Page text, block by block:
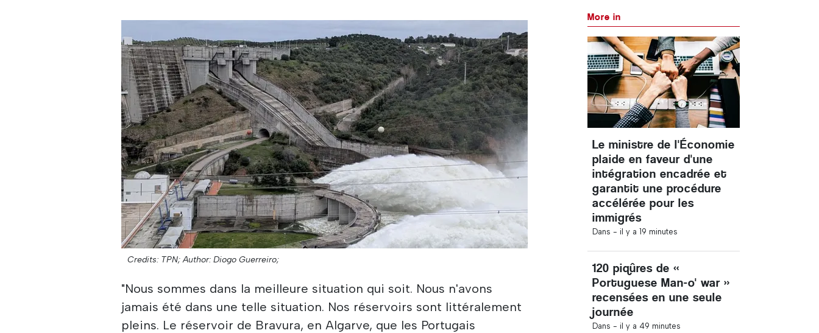
Credits: TPN; Author: Diogo Guerreiro;
"Nous sommes dans la meilleure situation qui soit. Nous n'avons
jamais été dans une telle situation. Nos réservoirs sont littéralement
pleins. Le réservoir de Bravura, en Algarve, que les Portugais
More in
Le ministre de l'Économie
plaide en faveur d'une
intégration encadrée et
garantit une procédure
accélérée pour les
immigrés
Dans - il y a 19 minutes
120 piqûres de «
Portuguese Man-o' war »
recensées en une seule
journée
Dans - il y a 49 minutes